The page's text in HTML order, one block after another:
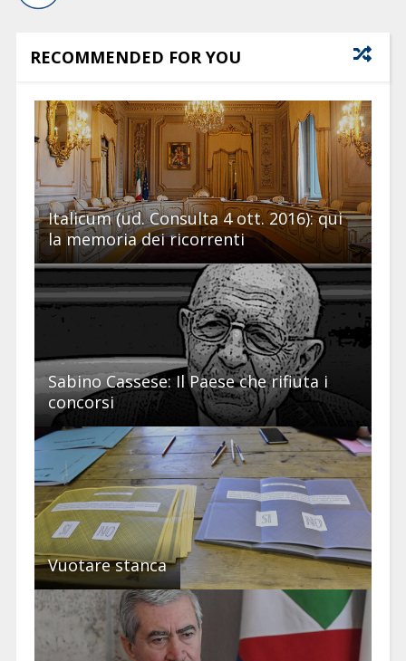
RECOMMENDED FOR YOU
Italicum (ud. Consulta 4 ott. 2016): qui
la memoria dei ricorrenti
Sabino Cassese: Il Paese che rifiuta i
concorsi
Vuotare stanca